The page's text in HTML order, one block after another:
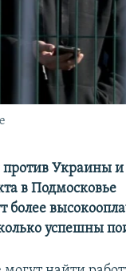
Украины и
в Подмосковье
более
успешны